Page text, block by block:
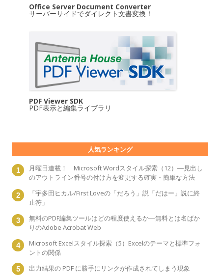
Office Server Document Converter
サーバーサイドでダイレクト文書変換！
PDF Viewer SDK
PDF表示と編集ライブラリ
人気ランキング
月曜日連載！ Microsoft Wordスタイル探索（12）―見出し
のアウトライン番号の付け方を変更する確実・簡単な方法
「宇多田ヒカル/First Loveの「だろう」説「だはー」説に終
止符」
無料のPDF編集ツールはどの程度使えるか―無料とは名ばか
りのAdobe Acrobat Web
Microsoft Excelスタイル探索（5）Excelのテーマと標準フォ
ントの関係
出力結果の PDF に勝手にリンクが作成されてしまう現象